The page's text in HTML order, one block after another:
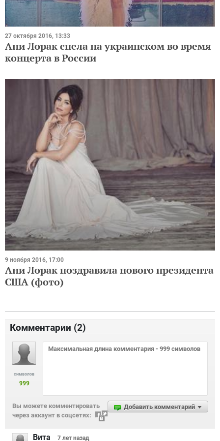
27 октября 2016, 13:33
Ани Лорак спела на украинском во время
концерта в России
9 ноября 2016, 17:00
Ани Лорак поздравила нового президента
США (фото)
Комментарии (2)
символов
999
Добавить комментарий
Вы можете комментировать
через аккаунт в соцсетях:
Вита 7 лет назад